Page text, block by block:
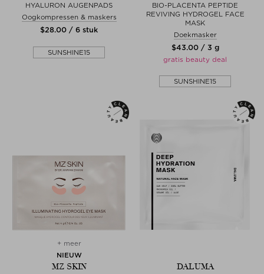
HYALURON AUGENPADS
Oogkompressen & maskers
$‌28.00 / 6 stuk
SUNSHINE15
BIO-PLACENTA PEPTIDE
REVIVING HYDROGEL FACE
MASK
Doekmasker
$‌43.00 / 3 g
gratis beauty deal
SUNSHINE15
+ meer
NIEUW
MZ SKIN DALUMA